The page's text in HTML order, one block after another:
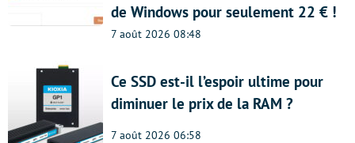
de Windows pour seulement 22 € !
7 août 2026 08:48
Ce SSD est-il l’espoir ultime pour
diminuer le prix de la RAM ?
7 août 2026 06:58